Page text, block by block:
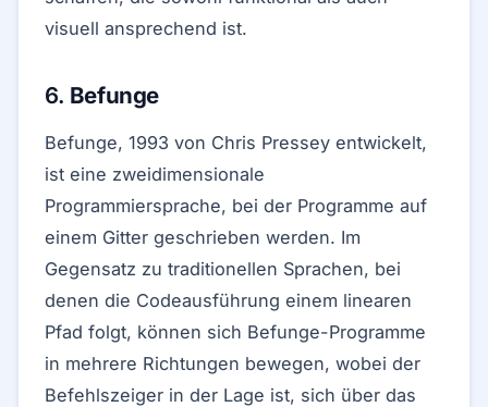
visuell ansprechend ist.
6. Befunge
Befunge, 1993 von Chris Pressey entwickelt,
ist eine zweidimensionale
Programmiersprache, bei der Programme auf
einem Gitter geschrieben werden. Im
Gegensatz zu traditionellen Sprachen, bei
denen die Codeausführung einem linearen
Pfad folgt, können sich Befunge-Programme
in mehrere Richtungen bewegen, wobei der
Befehlszeiger in der Lage ist, sich über das